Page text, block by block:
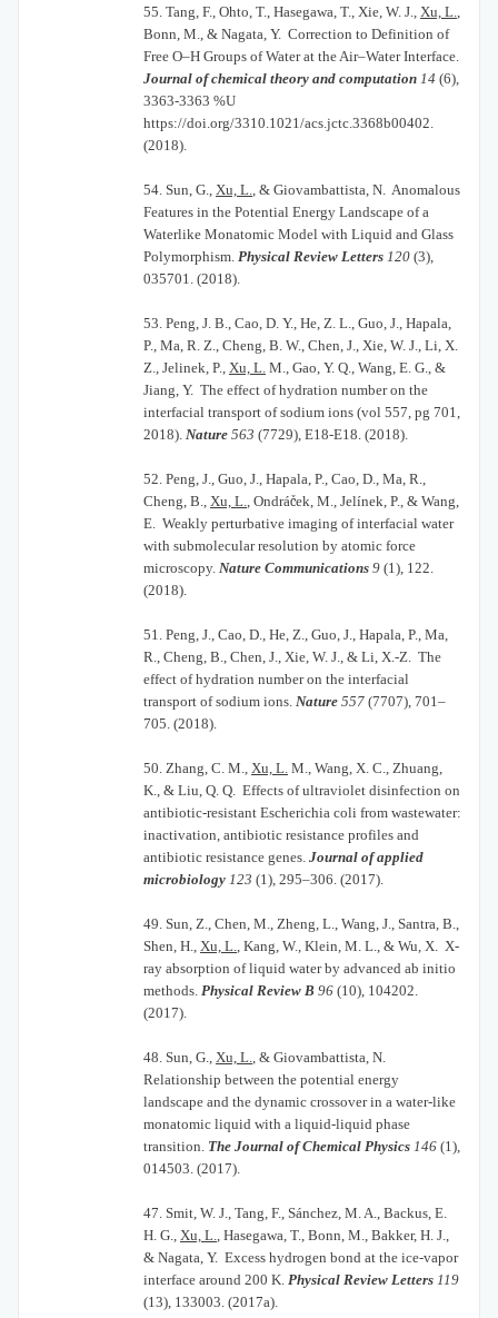
55. Tang, F., Ohto, T., Hasegawa, T., Xie, W. J., Xu, L.,
Bonn, M., & Nagata, Y. Correction to Definition of
Free O–H Groups of Water at the Air–Water Interface.
Journal of chemical theory and computation 14 (6),
3363-3363 %U
https://doi.org/3310.1021/acs.jctc.3368b00402.
(2018).
54. Sun, G., Xu, L., & Giovambattista, N. Anomalous
Features in the Potential Energy Landscape of a
Waterlike Monatomic Model with Liquid and Glass
Polymorphism. Physical Review Letters 120 (3),
035701. (2018).
53. Peng, J. B., Cao, D. Y., He, Z. L., Guo, J., Hapala,
P., Ma, R. Z., Cheng, B. W., Chen, J., Xie, W. J., Li, X.
Z., Jelinek, P., Xu, L. M., Gao, Y. Q., Wang, E. G., &
Jiang, Y. The effect of hydration number on the
interfacial transport of sodium ions (vol 557, pg 701,
2018). Nature 563 (7729), E18-E18. (2018).
52. Peng, J., Guo, J., Hapala, P., Cao, D., Ma, R.,
Cheng, B., Xu, L., Ondráček, M., Jelínek, P., & Wang,
E. Weakly perturbative imaging of interfacial water
with submolecular resolution by atomic force
microscopy. Nature Communications 9 (1), 122.
(2018).
51. Peng, J., Cao, D., He, Z., Guo, J., Hapala, P., Ma,
R., Cheng, B., Chen, J., Xie, W. J., & Li, X.-Z. The
effect of hydration number on the interfacial
transport of sodium ions. Nature 557 (7707), 701–
705. (2018).
50. Zhang, C. M., Xu, L. M., Wang, X. C., Zhuang,
K., & Liu, Q. Q. Effects of ultraviolet disinfection on
antibiotic-resistant Escherichia coli from wastewater:
inactivation, antibiotic resistance profiles and
antibiotic resistance genes. Journal of applied
microbiology 123 (1), 295–306. (2017).
49. Sun, Z., Chen, M., Zheng, L., Wang, J., Santra, B.,
Shen, H., Xu, L., Kang, W., Klein, M. L., & Wu, X. X-
ray absorption of liquid water by advanced ab initio
methods. Physical Review B 96 (10), 104202.
(2017).
48. Sun, G., Xu, L., & Giovambattista, N.
Relationship between the potential energy
landscape and the dynamic crossover in a water-like
monatomic liquid with a liquid-liquid phase
transition. The Journal of Chemical Physics 146 (1),
014503. (2017).
47. Smit, W. J., Tang, F., Sánchez, M. A., Backus, E.
H. G., Xu, L., Hasegawa, T., Bonn, M., Bakker, H. J.,
& Nagata, Y. Excess hydrogen bond at the ice-vapor
interface around 200 K. Physical Review Letters 119
(13), 133003. (2017a).